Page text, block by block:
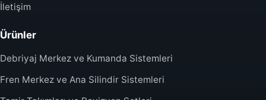
İletişim
Ürünler
Debriyaj Merkez ve Kumanda Sistemleri
Fren Merkez ve Ana Silindir Sistemleri